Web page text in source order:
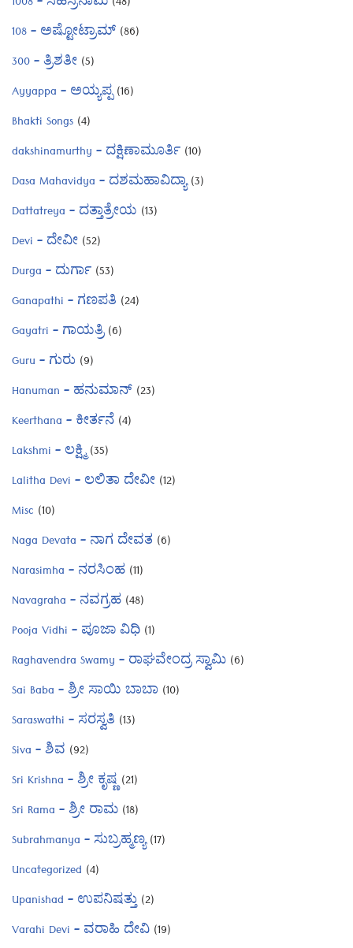
108 – ಅಷ್ಟೋಟ್ರಾಮ್ (86)
300 – ತ್ರಿಶತೀ (5)
Ayyappa – ಅಯ್ಯಪ್ಪ(16)
Bhakti Songs (4)
dakshinamurthy – ದಕ್ಷಿಣಾಮೂರ್ತಿ (10)
Dasa Mahavidya – ದಶಮಹಾವಿದ್ಯಾ(3)
Dattatreya – ದತ್ತಾತ್ರೇಯ (13)
Devi – ದೇವೀ (52)
Durga – ದುರ್ಗಾ (53)
Ganapathi – ಗಣಪತಿ (24)
Gayatri – ಗಾಯತ್ರಿ(6)
Guru – ಗುರು (9)
Hanuman – ಹನುಮಾನ್ (23)
Keerthana – ಕೀರ್ತನೆ (4)
Lakshmi – ಲಕ್ಷ್ಮಿ(35)
Lalitha Devi – ಲಲಿತಾ ದೇವೀ (12)
Misc (10)
Naga Devata – ನಾಗ ದೇವತ (6)
Narasimha – ನರಸಿಂಹ (11)
Navagraha – ನವಗ್ರಹ (48)
Pooja Vidhi – ಪೂಜಾ ವಿಧಿ (1)
Raghavendra Swamy – ರಾಘವೇಂದ್ರ ಸ್ವಾಮಿ (6)
Sai Baba – ಶ್ರೀ ಸಾಯಿ ಬಾಬಾ (10)
Saraswathi – ಸರಸ್ವತಿ (13)
Siva – ಶಿವ (92)
Sri Krishna – ಶ್ರೀ ಕೃಷ್ಣ(21)
Sri Rama – ಶ್ರೀ ರಾಮ (18)
Subrahmanya – ಸುಬ್ರಹ್ಮಣ್ಯ(17)
Uncategorized (4)
Upanishad – ಉಪನಿಷತ್ತು(2)
Varahi Devi – ವರಾಹಿ ದೇವಿ (19)